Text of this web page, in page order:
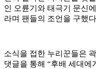
인 오륜기와 태극기 문신
라며 팬들의 조언을 구했
소식을 접한 누리꾼들은
댓글을 통해 “후배 세대에